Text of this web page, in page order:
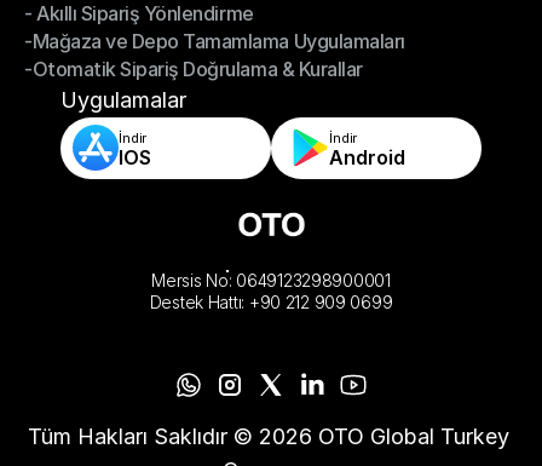
- Omnikanal Sipariş Senkronizasyonu
- Akıllı Sipariş Yönlendirme
- Akıllı Sipariş Yönlendirme
-Mağaza ve Depo Tamamlama Uygulamaları
-Mağaza ve Depo Tamamlama Uygulamaları
-Otomatik Sipariş Doğrulama & Kurallar
-Otomatik Sipariş Doğrulama & Kurallar
Uygulamalar
İndir
IOS
İndir
Android
Mersis No: 0649123298900001
Destek Hattı: +90 212 909 0699
Tüm Hakları Saklıdır © 2026 OTO Global Turkey